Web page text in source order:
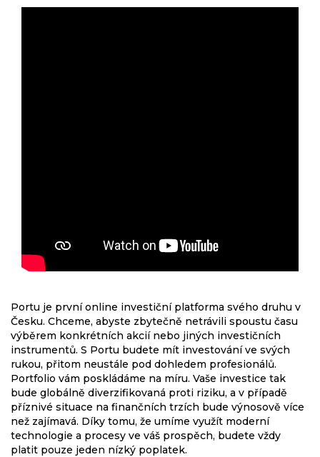
Portu je první online investiční platforma svého druhu v
Česku. Chceme, abyste zbytečně netrávili spoustu času
výběrem konkrétních akcií nebo jiných investičních
instrumentů. S Portu budete mít investování ve svých
rukou, přitom neustále pod dohledem profesionálů.
Portfolio vám poskládáme na míru. Vaše investice tak
bude globálně diverzifikovaná proti riziku, a v případě
příznivé situace na finančních trzích bude výnosově více
než zajímavá. Díky tomu, že umíme využít moderní
technologie a procesy ve váš prospěch, budete vždy
platit pouze jeden nízký poplatek.